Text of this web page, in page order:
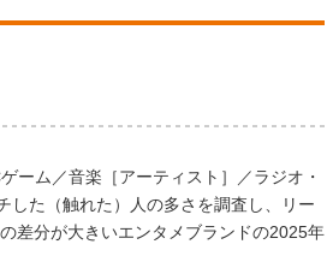
ーム／音楽［アーティスト］／ラジオ・
した（触れた）人の多さを調査し、リー
差分が大きいエンタメブランドの2025年